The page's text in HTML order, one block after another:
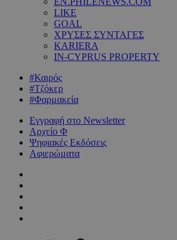
LIKE
GOAL
ΧΡΥΣΕΣ ΣΥΝΤΑΓΕΣ
KARIERA
IN-CYPRUS PROPERTY
#Καιρός
#Τζόκερ
#Φαρμακεία
Εγγραφή στο Newsletter
Αρχείο Φ
Ψηφιακές Εκδόσεις
Αφιερώματα